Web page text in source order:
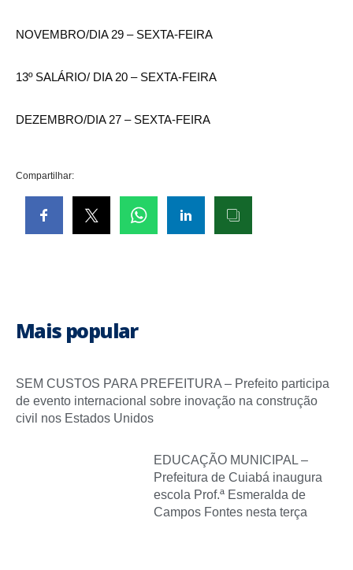
NOVEMBRO/DIA 29 – SEXTA-FEIRA
13º SALÁRIO/ DIA 20 – SEXTA-FEIRA
DEZEMBRO/DIA 27 – SEXTA-FEIRA
Compartilhar:
Mais popular
SEM CUSTOS PARA PREFEITURA – Prefeito participa
de evento internacional sobre inovação na construção
civil nos Estados Unidos
EDUCAÇÃO MUNICIPAL –
Prefeitura de Cuiabá inaugura
escola Prof.ª Esmeralda de
Campos Fontes nesta terça